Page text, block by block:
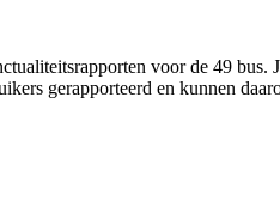
voor de 49 bus.
gerapporteerd en kunnen